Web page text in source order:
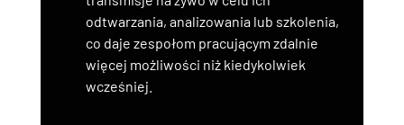
odtwarzania, analizowania lub szkolenia,
co daje zespołom pracującym zdalnie
więcej możliwości niż kiedykolwiek
wcześniej.